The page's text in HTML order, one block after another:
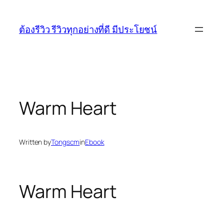
content
ต้องรีวิว รีวิวทุกอย่างที่ดี มีประโยชน์
Warm Heart
Written byTongscminEbook
Warm Heart